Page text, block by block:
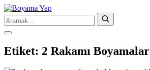
Etiket: 2 Rakamı